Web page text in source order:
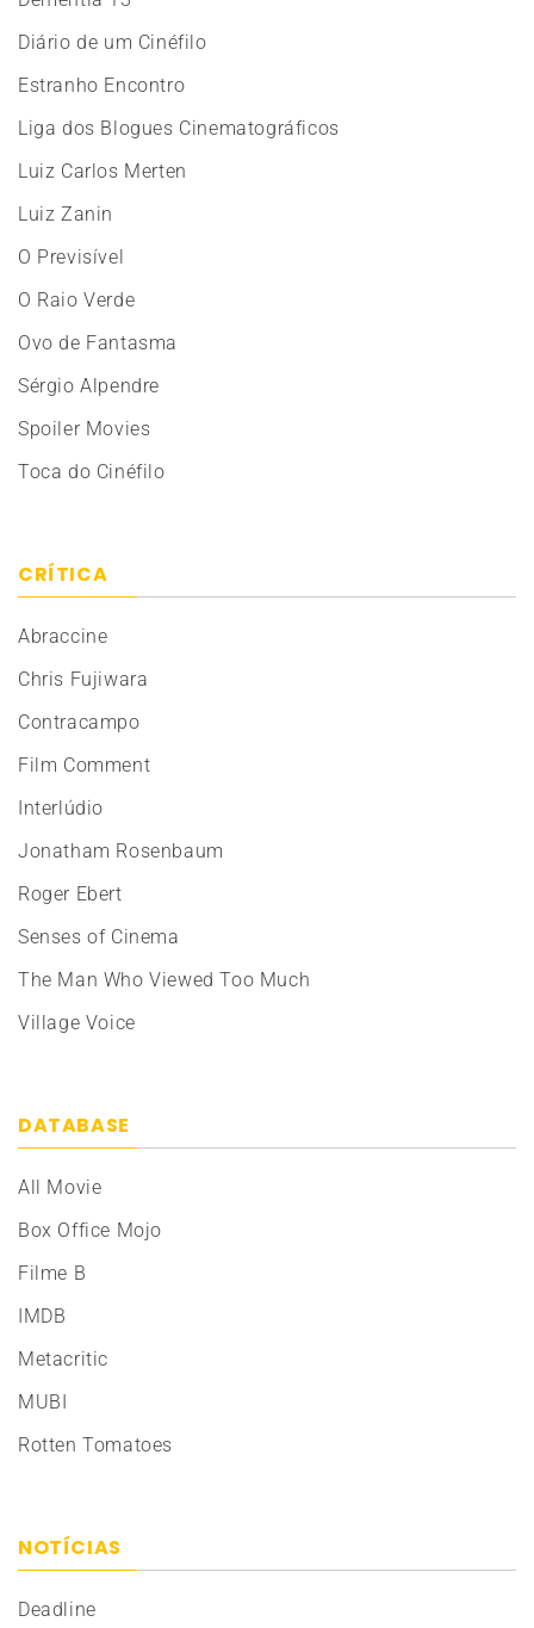
Diário de um Cinéfilo
Estranho Encontro
Liga dos Blogues Cinematográficos
Luiz Carlos Merten
Luiz Zanin
O Previsível
O Raio Verde
Ovo de Fantasma
Sérgio Alpendre
Spoiler Movies
Toca do Cinéfilo
CRÍTICA
Abraccine
Chris Fujiwara
Contracampo
Film Comment
Interlúdio
Jonatham Rosenbaum
Roger Ebert
Senses of Cinema
The Man Who Viewed Too Much
Village Voice
DATABASE
All Movie
Box Office Mojo
Filme B
IMDB
Metacritic
MUBI
Rotten Tomatoes
NOTÍCIAS
Deadline